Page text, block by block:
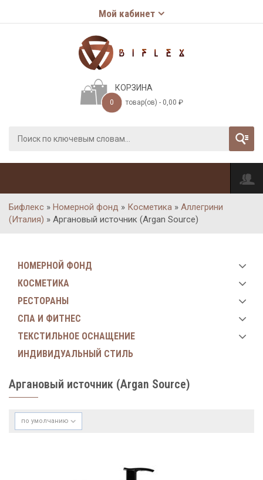
Мой кабинет
КОРЗИНА
0 товар(ов) - 0,00 ₽
Бифлекс » Номерной фонд » Косметика » Аллегрини
(Италия) » Аргановый источник (Argan Sourсe)
НОМЕРНОЙ ФОНД
КОСМЕТИКА
РЕСТОРАНЫ
СПА И ФИТНЕС
ТЕКСТИЛЬНОЕ ОСНАЩЕНИЕ
ИНДИВИДУАЛЬНЫЙ СТИЛЬ
Аргановый источник (Argan Sourсe)
по умолчанию